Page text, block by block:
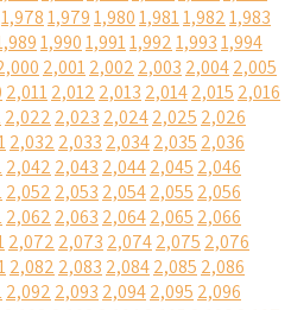
1,9781,9791,9801,9811,9821,983
1,9901,9911,9921,9931,994
2,0012,002 2,003 2,0042,005
2,0112,012 2,013 2,0142,015 2,016
2,022 2,023 2,0242,025 2,026
2,032 2,033 2,0342,035 2,036
2,042 2,043 2,0442,045 2,046
2,052 2,053 2,0542,055 2,056
2,062 2,063 2,0642,065 2,066
2,072 2,073 2,0742,075 2,076
2,082 2,083 2,0842,085 2,086
2,092 2,093 2,0942,095 2,096